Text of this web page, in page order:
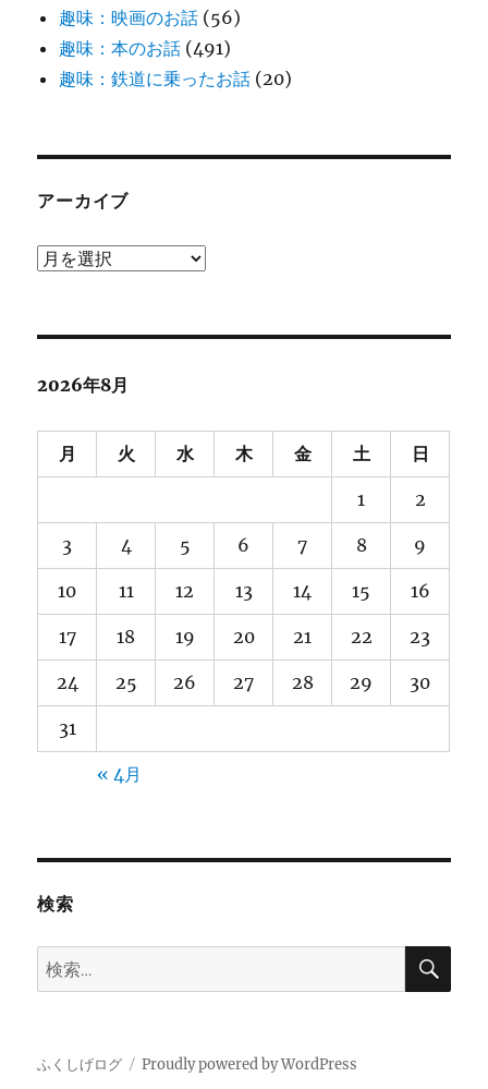
趣味：映画のお話 (56)
趣味：本のお話 (491)
趣味：鉄道に乗ったお話 (20)
アーカイブ
ア
ブ
2026年8月
月 火 水 木 金 土 日
1 2
3 4 5 6 7 8 9
10 11 12 13 14 15 16
17 18 19 20 21 22 23
24 25 26 27 28 29 30
31
« 4月
検索
検
索:
検
ふくしげログ Proudly powered by WordPress